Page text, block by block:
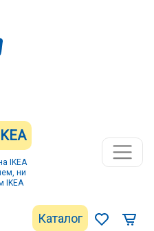
IKEA
ни
IKEA
Каталог